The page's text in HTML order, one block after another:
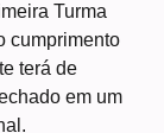
Turma
cumprimento
terá de
em um